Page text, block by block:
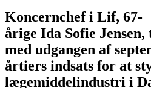
Koncernchef i Lif, 67-
årige Ida Sofie
med udgangen af
årtiers indsats for at
lægemiddelindustri i